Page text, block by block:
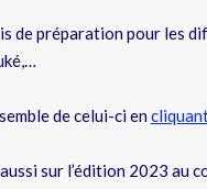
de préparation pour les
de celui-ci en
sur l’édition 2023 au